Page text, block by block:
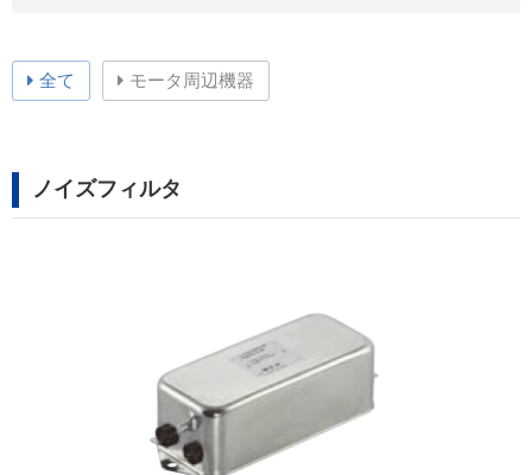
全て モータ周辺機器
ノイズフィルタ